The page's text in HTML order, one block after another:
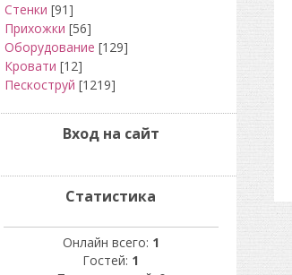
Стенки [91]
Прихожки [56]
Оборудование [129]
Кровати [12]
Пескоструй [1219]
Вход на сайт
Статистика
Онлайн всего: 1
Гостей: 1